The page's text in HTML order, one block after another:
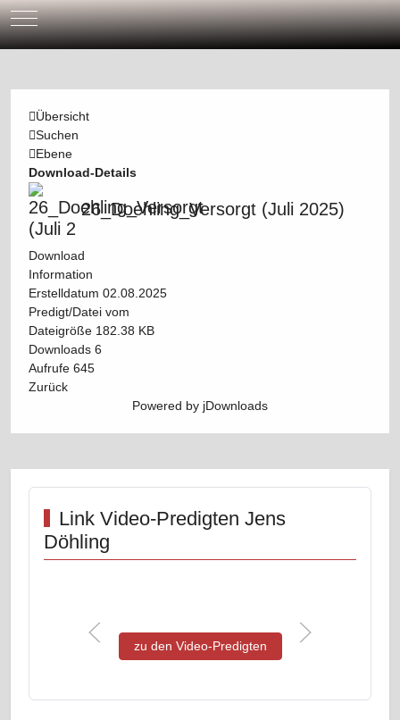
Mobile Menu Toggle
Übersicht
Suchen
Ebene
Download-Details
26_Doehling_Versorgt (Juli 2025)
Download
Information
Erstelldatum 02.08.2025
Predigt/Datei vom
Dateigröße 182.38 KB
Downloads 6
Aufrufe 645
Zurück
Powered by jDownloads
Link Video-Predigten Jens
Döhling
zu den Video-Predigten